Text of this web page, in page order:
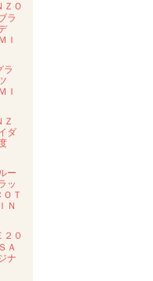
ＺＯ
ラ
Ｉ
ラ
Ｉ
Ｚ
ダ
ー
ッ
Ｔ
Ｎ
２０
Ａ
ナ